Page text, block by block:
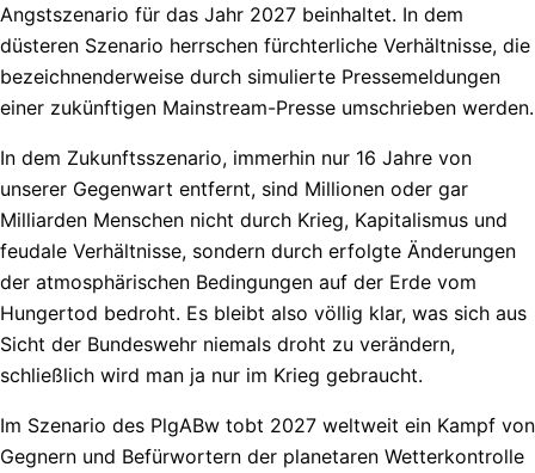
Angstszenario für das Jahr 2027 beinhaltet. In dem
düsteren Szenario herrschen fürchterliche Verhältnisse, die
bezeichnenderweise durch simulierte Pressemeldungen
einer zukünftigen Mainstream-Presse umschrieben werden.
In dem Zukunftsszenario, immerhin nur 16 Jahre von
unserer Gegenwart entfernt, sind Millionen oder gar
Milliarden Menschen nicht durch Krieg, Kapitalismus und
feudale Verhältnisse, sondern durch erfolgte Änderungen
der atmosphärischen Bedingungen auf der Erde vom
Hungertod bedroht. Es bleibt also völlig klar, was sich aus
Sicht der Bundeswehr niemals droht zu verändern,
schließlich wird man ja nur im Krieg gebraucht.
Im Szenario des PlgABw tobt 2027 weltweit ein Kampf von
Gegnern und Befürwortern der planetaren Wetterkontrolle